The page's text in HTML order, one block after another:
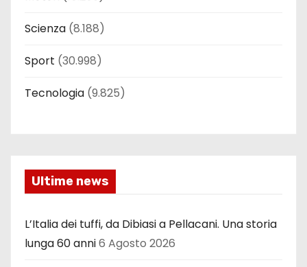
Scienza (8.188)
Sport (30.998)
Tecnologia (9.825)
Ultime news
L’Italia dei tuffi, da Dibiasi a Pellacani. Una storia
lunga 60 anni6 Agosto 2026